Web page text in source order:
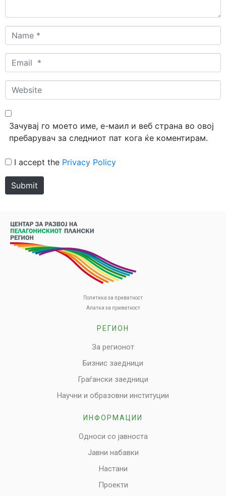
Name
*
Email
*
Website
Зачувај го моето име, е-маил и веб страна во овој
пребарувач за следниот пат кога ќе коментирам.
I accept the Privacy Policy
Submit
Политика за приватност
Алатки за приватност
РЕГИОН
За регионот
Бизнис заедници
Граѓански заедници
Научни и образовни институции
ИНФОРМАЦИИ
Односи со јавноста
Јавни набавки
Настани
Проекти